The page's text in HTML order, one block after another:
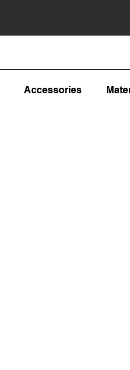
Accessories